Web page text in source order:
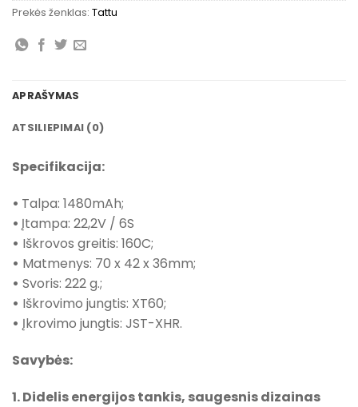
Prekės ženklas: Tattu
APRAŠYMAS
ATSILIEPIMAI (0)
Specifikacija:
• Talpa: 1480mAh;
• Įtampa: 22,2V / 6S
• Iškrovos greitis: 160C;
• Matmenys: 70 x 42 x 36mm;
• Svoris: 222 g.;
• Iškrovimo jungtis: XT60;
• Įkrovimo jungtis: JST-XHR.
Savybės:
1. Didelis energijos tankis, saugesnis dizainas